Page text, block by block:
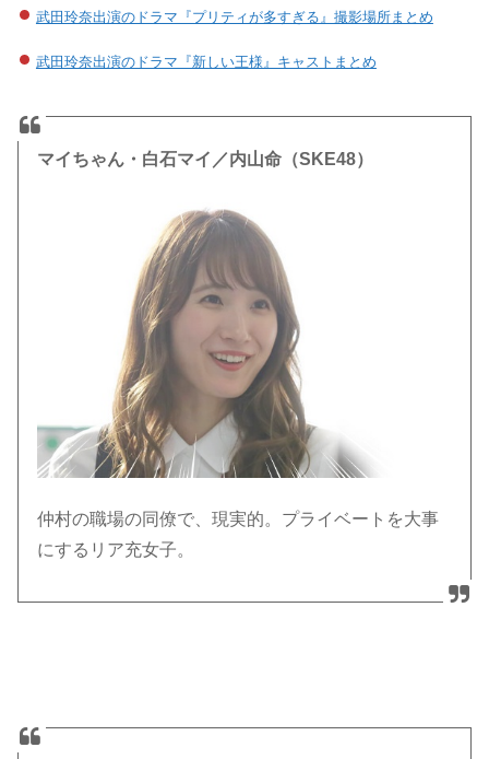
武田玲奈出演のドラマ『プリティが多すぎる』撮影場所まとめ
武田玲奈出演のドラマ『新しい王様』キャストまとめ
マイちゃん・白石マイ／内山命（SKE48）
仲村の職場の同僚で、現実的。プライベートを大事
にするリア充女子。